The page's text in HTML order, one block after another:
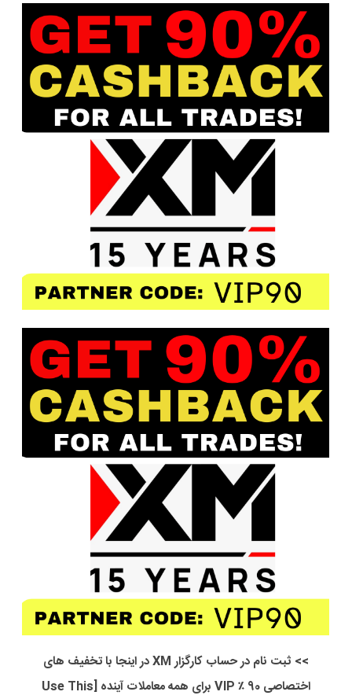
>> ثبت نام در حساب کارگزار XM در اینجا با تخفیف های
اختصاصی 90 ٪ VIP برای همه معاملات آینده [Use This